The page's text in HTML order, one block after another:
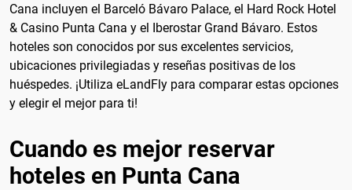
Cana incluyen el Barceló Bávaro Palace, el Hard Rock Hotel
& Casino Punta Cana y el Iberostar Grand Bávaro. Estos
hoteles son conocidos por sus excelentes servicios,
ubicaciones privilegiadas y reseñas positivas de los
huéspedes. ¡Utiliza eLandFly para comparar estas opciones
y elegir el mejor para ti!
Cuando es mejor reservar
hoteles en Punta Cana